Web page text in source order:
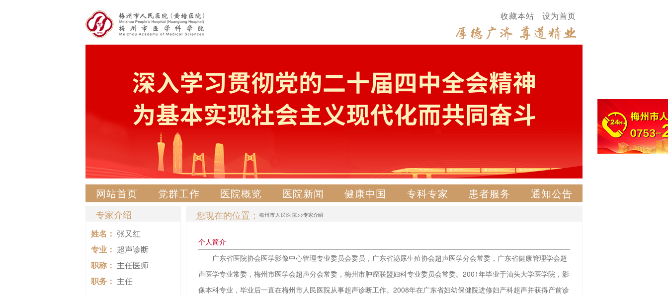
收藏本站 设为首页
网站首页 党群工作 医院概览 医院新闻 健康中国 专科专家 患者服务 通知公告
专家介绍
姓名： 张又红
专业： 超声诊断
职称： 主任医师
职务： 主任
您现在的位置： 梅州市人民医院>>专家介绍
个人简介
广东省医院协会医学影像中心管理专业委员会委员，广东省泌尿生殖协会超声医学分会常委，广东省健康管理学会超
声医学专业常委，梅州市医学会超声分会常委，梅州市肿瘤联盟妇科专业委员会常委。2001年毕业于汕头大学医学院，影
像本科专业，毕业后一直在梅州市人民医院从事超声诊断工作。2008年在广东省妇幼保健院进修妇产科超声并获得产前诊